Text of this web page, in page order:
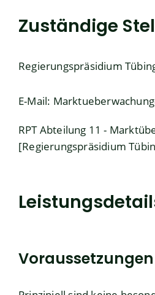
Zuständige
Regierungspräsidium
E-Mail:
RPT Abteilung 11 -
[Regierungspräsidium
Voraussetzungen